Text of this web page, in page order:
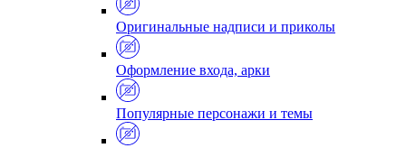
Оригинальные надписи и приколы
Оформление входа, арки
Популярные персонажи и темы